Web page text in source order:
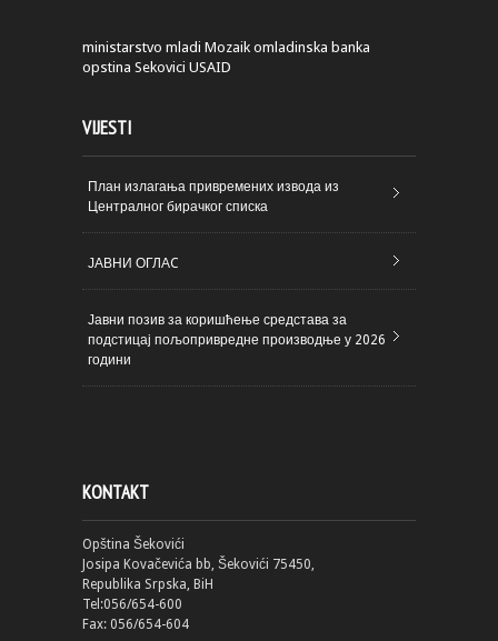
ministarstvo mladi Mozaik omladinska banka
opstina Sekovici USAID
VIJESTI
План излагања привремених извода из
Централног бирачког списка
ЈАВНИ ОГЛАC
Јавни позив за коришћење средстава за
подстицај пољопривредне производње у 2026
години
KONTAKT
Opština Šekovići
Josipa Kovačevića bb, Šekovići 75450,
Republika Srpska, BiH
Tel:056/654-600
Fax: 056/654-604